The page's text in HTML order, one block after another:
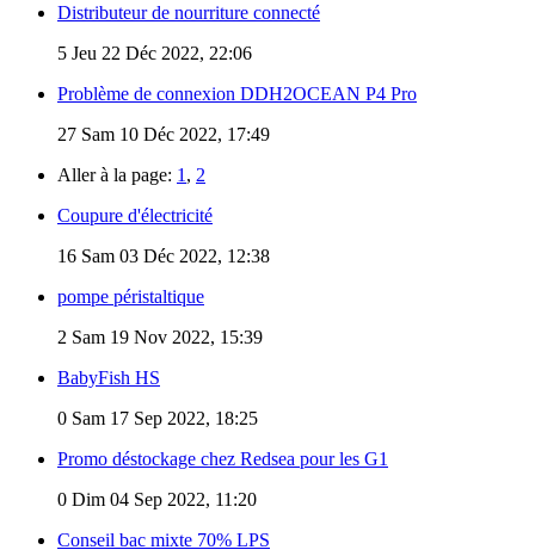
Distributeur de nourriture connecté
5 Jeu 22 Déc 2022, 22:06
Problème de connexion DDH2OCEAN P4 Pro
27 Sam 10 Déc 2022, 17:49
Aller à la page: 1 , 2
Coupure d'électricité
16 Sam 03 Déc 2022, 12:38
pompe péristaltique
2 Sam 19 Nov 2022, 15:39
BabyFish HS
0 Sam 17 Sep 2022, 18:25
Promo déstockage chez Redsea pour les G1
0 Dim 04 Sep 2022, 11:20
Conseil bac mixte 70% LPS